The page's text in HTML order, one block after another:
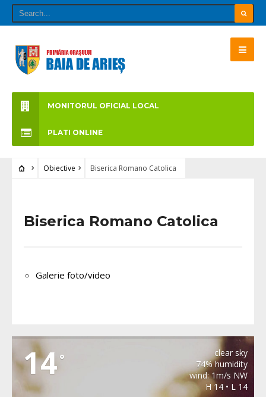
MONITORUL OFICIAL LOCAL
PLATI ONLINE
Obiective Biserica Romano Catolica
Biserica Romano Catolica
Galerie foto/video
14°
clear sky
74% humidity
wind: 1m/s NW
H 14 • L 14